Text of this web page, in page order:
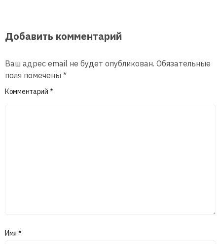
Добавить комментарий
Ваш адрес email не будет опубликован. Обязательные
поля помечены *
Комментарий *
Имя *